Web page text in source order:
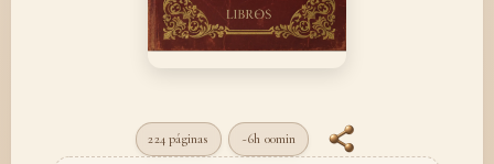
224 páginas ~6h 00min